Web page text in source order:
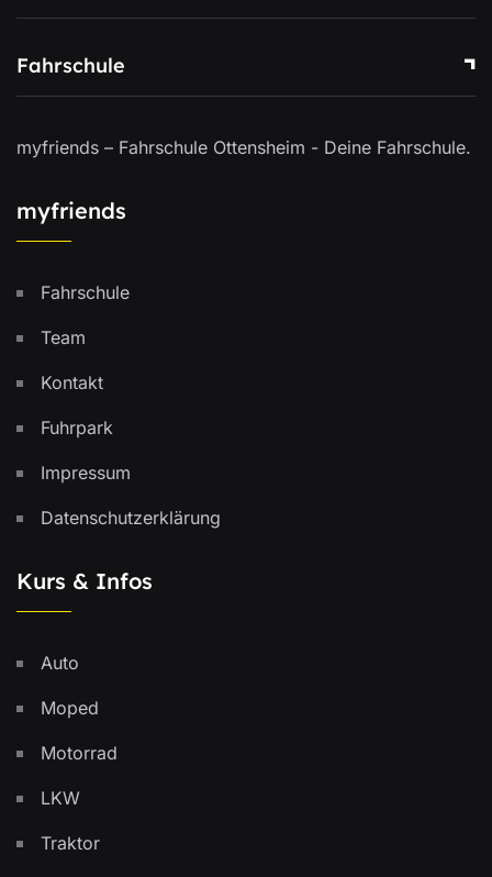
Fahrschule
myfriends – Fahrschule Ottensheim - Deine Fahrschule.
myfriends
Fahrschule
Team
Kontakt
Fuhrpark
Impressum
Datenschutzerklärung
Kurs & Infos
Auto
Moped
Motorrad
LKW
Traktor